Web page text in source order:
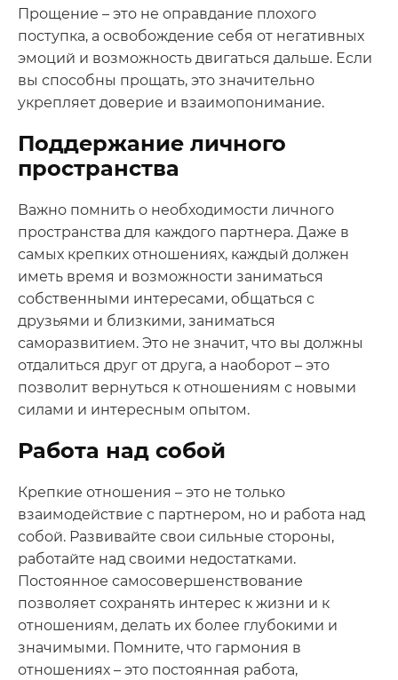
Прощение – это не оправдание плохого
поступка, а освобождение себя от негативных
эмоций и возможность двигаться дальше. Если
вы способны прощать, это значительно
укрепляет доверие и взаимопонимание.
Поддержание личного
пространства
Важно помнить о необходимости личного
пространства для каждого партнера. Даже в
самых крепких отношениях, каждый должен
иметь время и возможности заниматься
собственными интересами, общаться с
друзьями и близкими, заниматься
саморазвитием. Это не значит, что вы должны
отдалиться друг от друга, а наоборот – это
позволит вернуться к отношениям с новыми
силами и интересным опытом.
Работа над собой
Крепкие отношения – это не только
взаимодействие с партнером, но и работа над
собой. Развивайте свои сильные стороны,
работайте над своими недостатками.
Постоянное самосовершенствование
позволяет сохранять интерес к жизни и к
отношениям, делать их более глубокими и
значимыми. Помните, что гармония в
отношениях – это постоянная работа,